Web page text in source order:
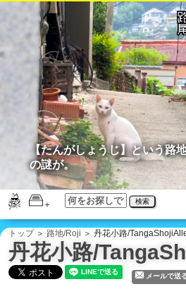
路
検索
【たんがしょうじ】という路
の謎が。
トップ＞ 路地/Roji ＞ 丹花小路/
丹花小路/
メールで送